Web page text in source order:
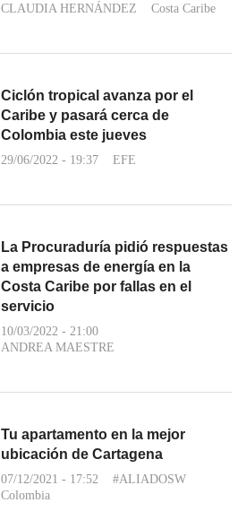
CLAUDIA HERNÁNDEZ
Costa Caribe
Ciclón tropical avanza por el
Caribe y pasará cerca de
Colombia este jueves
29/06/2022 - 19:37 EFE
La Procuraduría pidió respuestas
a empresas de energía en la
Costa Caribe por fallas en el
servicio
10/03/2022 - 21:00
ANDREA MAESTRE
Tu apartamento en la mejor
ubicación de Cartagena
07/12/2021 - 17:52
#ALIADOSW
Colombia